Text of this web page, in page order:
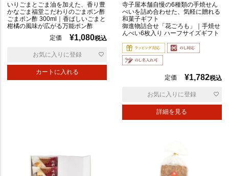
いりごまとごま油を加えた、香り豊
かなごま福堂こだわりのごまポン酢
ごまポン酢 300ml｜香ばしいごまと
柑橘の風味が広がる万能ポン酢
定価
¥1,080税込
カートに入れる
お気に入りに登録
寺子屋本舗自慢の6種類の手焼せん
べいを詰め合わせた、気軽に贈れる
和菓子ギフト
御進物詰合せ「花ごろも」｜手焼せ
んべい6枚入り ハーフサイズギフト
定価 ¥1,782税込
詳細を見る
お気に入りに登録